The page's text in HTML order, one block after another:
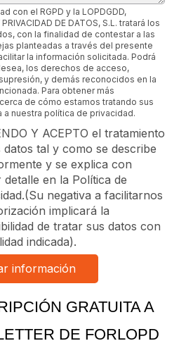
con el RGPD y la LOPDGDD,
PRIVACIDAD DE DATOS, S.L. tratará los
con la finalidad de contestar a las
planteadas a través del presente
la información solicitada. Podrá
los derechos de acceso,
y demás reconocidos en la
Para obtener más
de cómo estamos tratando sus
a nuestra política de privacidad.
Y ACEPTO el tratamiento
datos tal y como se describe
y se explica con
detalle en la Política de
negativa a facilitarnos
implicará la
de tratar sus datos con
indicada).
GRATUITA A
DE FORLOPD